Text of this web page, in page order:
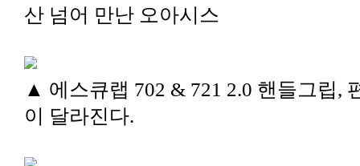
산 넘어 만난 오아시스
▲ 에스큐랩 702 & 721 2.0 핸들그립,
이 달라진다.